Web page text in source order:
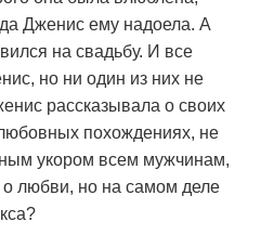
Дженис ему надоела. А
на свадьбу. И все
но ни один из них не
рассказывала о своих
похождениях, не
укором всем мужчинам,
о любви, но на самом деле